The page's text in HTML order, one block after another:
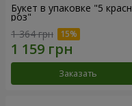
Букет в упаковке "5
роз"
1 364 грн
Заказать